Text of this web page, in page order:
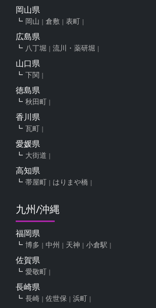
岡山県
岡山 倉敷 表町
広島県
八丁堀 流川・薬研堀
山口県
下関
徳島県
秋田町
香川県
瓦町
愛媛県
大街道
高知県
帯屋町 はりまや橋
九州/沖縄
福岡県
博多 中州 天神 小倉駅
佐賀県
愛敬町
長崎県
長崎 佐世保 浜町